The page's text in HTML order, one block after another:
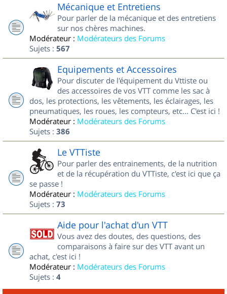
Mécanique et Entretiens
Pour parler de la mécanique et des entretiens
sur nos chères machines.
Modérateur : Modérateurs des Forums
Sujets : 567
Equipements et Accessoires
Pour discuter de l'équipement du Vttiste ou
des accessoires de vos VTT comme les sac à
dos, les protections, les vêtements, les éclairages, les
pneumatiques, les roues, les compteurs, etc... C'est ici !
Modérateur : Modérateurs des Forums
Sujets : 386
Le VTTiste
Pour parler des entrainements, de la nutrition
et de la récupération du VTTiste, c'est ici que ça
se passe !
Modérateur : Modérateurs des Forums
Sujets : 73
Aide pour l'achat d'un VTT
Vous avez des doutes, des questions, des
comparaisons à faire sur des VTT avant un
achat, c'est ici !
Modérateur : Modérateurs des Forums
Sujets : 4